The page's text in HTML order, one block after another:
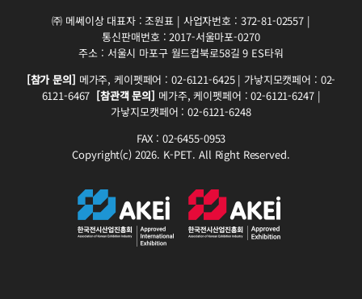
㈜ 메쎄이상 대표자 : 조원표 | 사업자번호 : 372-81-02557 |
통신판매번호 : 2017-서울마포-0270
주소 : 서울시 마포구 월드컵북로58길 9 ES타워
[참가 문의] 메가주, 케이펫페어 : 02-6121-6425 | 가낳지모캣페어 : 02-
6121-6467 [참관객 문의] 메가주, 케이펫페어 : 02-6121-6247 |
가낳지모캣페어 : 02-6121-6248
FAX : 02-6455-0953
Copyright(c) 2026. K-PET. All Right Reserved.